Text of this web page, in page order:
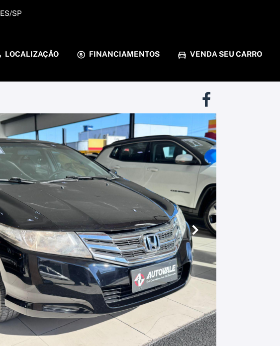
SP
LOCALIZAÇÃO FINANCIAMENTOS VENDA SEU CARRO
Próximo